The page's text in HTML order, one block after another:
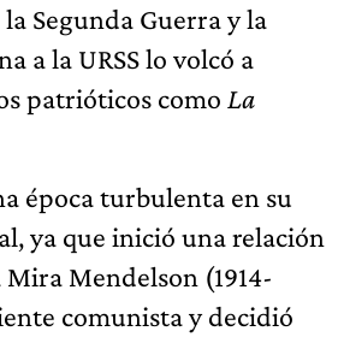
Segunda Guerra y la
a la URSS lo volcó a
patrióticos como La
época turbulenta en su
ya que inició una relación
Mendelson (1914-
comunista y decidió